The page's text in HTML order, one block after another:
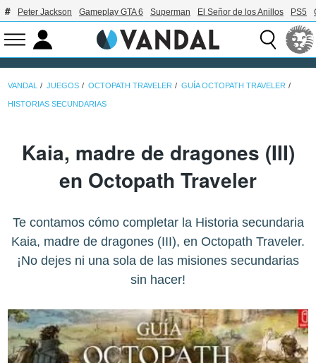
Peter Jackson Gameplay GTA 6 Superman El Señor de los Anillos PS5
VANDAL JUEGOS OCTOPATH TRAVELER GUÍA OCTOPATH TRAVELER
HISTORIAS SECUNDARIAS
Kaia, madre de dragones (III)
en Octopath Traveler
Te contamos cómo completar la Historia secundaria
Kaia, madre de dragones (III), en Octopath Traveler.
¡No dejes ni una sola de las misiones secundarias
sin hacer!